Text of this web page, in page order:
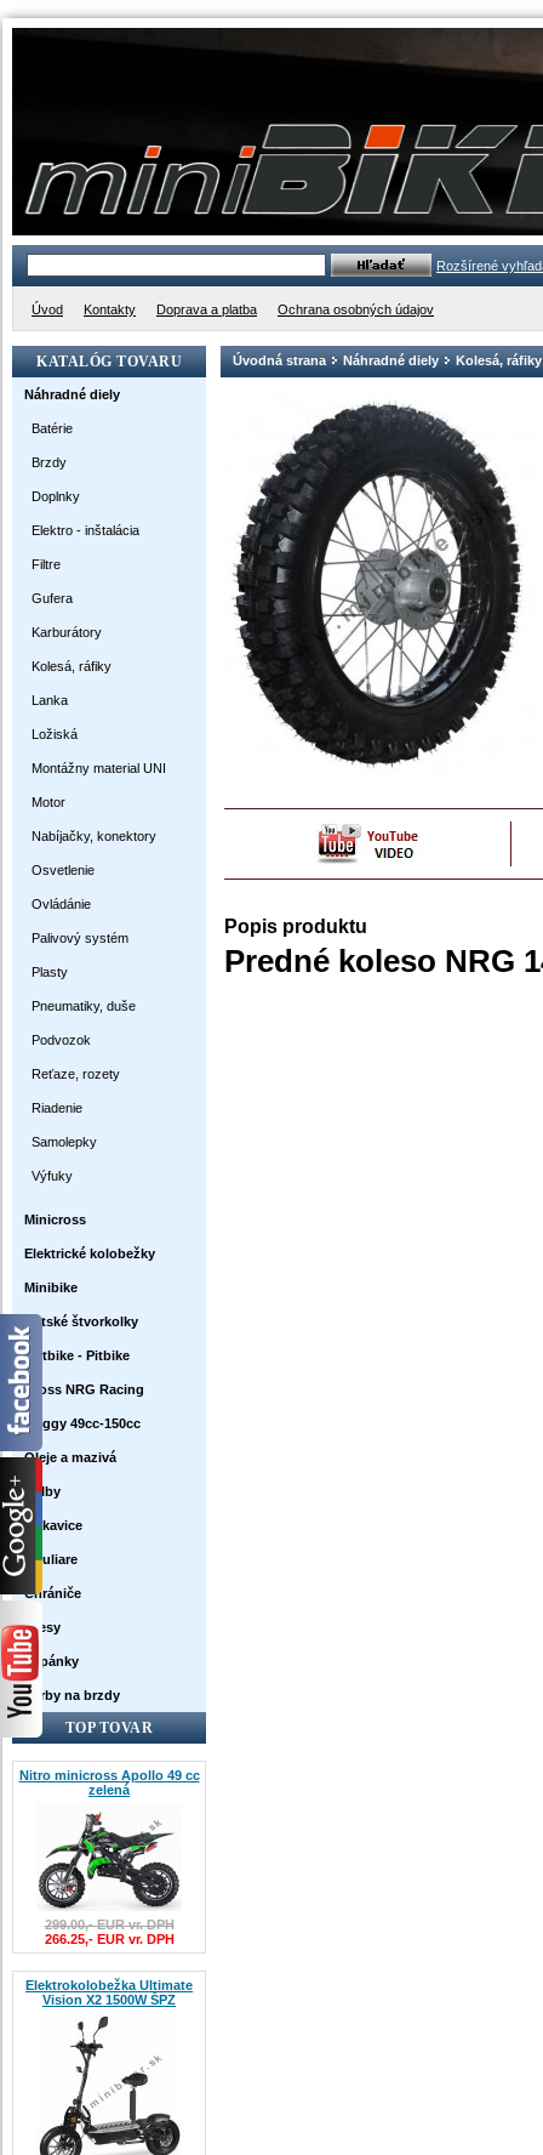
Rozšírené
Úvod Kontakty Doprava a platba Ochrana osobných údajov
KATALÓG TOVARU
Náhradné diely
Batérie
Brzdy
Doplnky
Elektro - inštalácia
Filtre
Gufera
Karburátory
Kolesá, ráfiky
Lanka
Ložiská
Montážny material UNI
Motor
Nabíjačky, konektory
Osvetlenie
Ovládánie
Palivový systém
Plasty
Pneumatiky, duše
Podvozok
Reťaze, rozety
Riadenie
Samolepky
Výfuky
Minicross
Elektrické kolobežky
Minibike
Detské štvorkolky
Dirtbike - Pitbike
Cross NRG Racing
Buggy 49cc-150cc
Oleje a mazivá
Prilby
Rukavice
Okuliare
Chrániče
Dresy
Topánky
Farby na brzdy
TOP TOVAR
Nitro minicross Apollo 49 cc
zelená
299.00,- EUR vr. DPH
266.25,- EUR vr. DPH
Elektrokolobežka Ultimate
Vision X2 1500W ŠPZ
Úvodná strana Náhradné diely Kolesá, ráfiky
Popis produktu
Predné koleso NRG